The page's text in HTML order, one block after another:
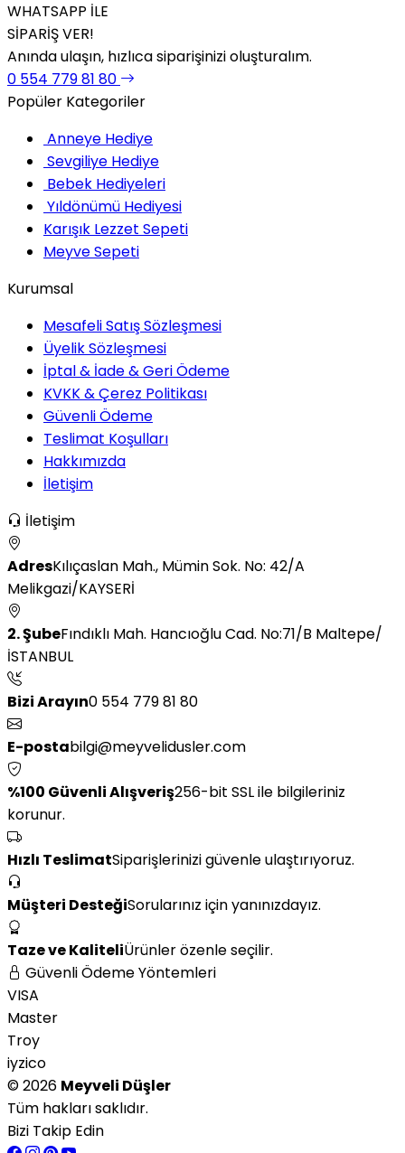
WHATSAPP İLE
SİPARİŞ VER!
Anında ulaşın, hızlıca siparişinizi oluşturalım.
0 554 779 81 80
Popüler Kategoriler
Anneye Hediye
Sevgiliye Hediye
Bebek Hediyeleri
Yıldönümü Hediyesi
Karışık Lezzet Sepeti
Meyve Sepeti
Kurumsal
Mesafeli Satış Sözleşmesi
Üyelik Sözleşmesi
İptal & İade & Geri Ödeme
KVKK & Çerez Politikası
Güvenli Ödeme
Teslimat Koşulları
Hakkımızda
İletişim
İletişim
AdresKılıçaslan Mah., Mümin Sok. No: 42/A
Melikgazi/KAYSERİ
2. ŞubeFındıklı Mah. Hancıoğlu Cad. No:71/B Maltepe/
İSTANBUL
Bizi Arayın0 554 779 81 80
E-postabilgi@meyvelidusler.com
%100 Güvenli Alışveriş256-bit SSL ile bilgileriniz
korunur.
Hızlı TeslimatSiparişlerinizi güvenle ulaştırıyoruz.
Müşteri DesteğiSorularınız için yanınızdayız.
Taze ve KaliteliÜrünler özenle seçilir.
Güvenli Ödeme Yöntemleri
VISA
Master
Troy
iyzico
© 2026 Meyveli Düşler
Tüm hakları saklıdır.
Bizi Takip Edin